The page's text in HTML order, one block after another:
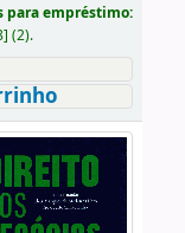
empréstimo:
] (2).